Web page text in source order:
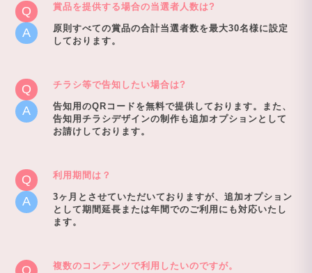
賞品を提供する場合の当選者人数は?
原則すべての賞品の合計当選者数を最大30名様に設定
しております。
チラシ等で告知したい場合は?
告知用のQRコードを無料で提供しております。また、
告知用チラシデザインの制作も追加オプションとして
お請けしております。
利用期間は？
3ヶ月とさせていただいておりますが、追加オプション
として期間延長または年間でのご利用にも対応いたし
ます。
複数のコンテンツで利用したいのですが。